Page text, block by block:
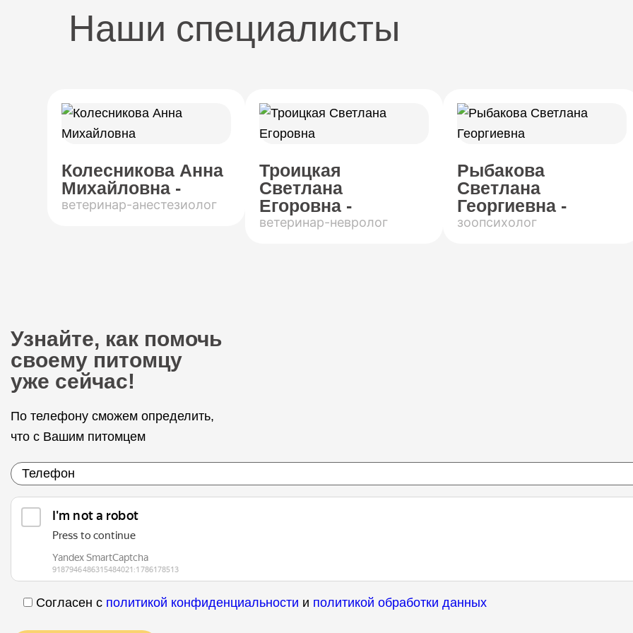
Наши специалисты
Колесникова Анна
Михайловна -
ветеринар-анестезиолог
Троицкая
Светлана
Егоровна -
ветеринар-невролог
Рыбакова
Светлана
Георгиевна -
зоопсихолог
Узнайте, как помочь
своему питомцу
уже сейчас!
По телефону сможем определить,
что с Вашим питомцем
Согласен с политикой конфиденциальности и политикой обработки данных